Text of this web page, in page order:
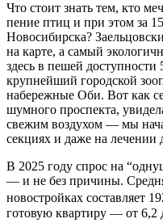
Что стоит знать тем, кто
пение птиц и при этом за
Новосибирска?
на карте, а самый
здесь в пешей доступности
крупнейший городской
набережные Оби. Вот как
шумного проспекта,
свежим воздухом — мы
секциях и даже на лечении
В 2025 году спрос на
— и не без причины.
новостройках составляет
готовую квартиру — от 6,2